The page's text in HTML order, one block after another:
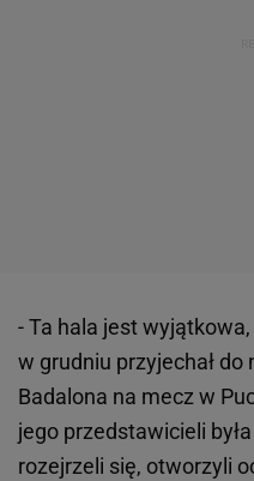
- Ta hala jest
w grudniu przyjechał
Badalona na mecz w
jego przedstawicieli
rozejrzeli się, otworzyli